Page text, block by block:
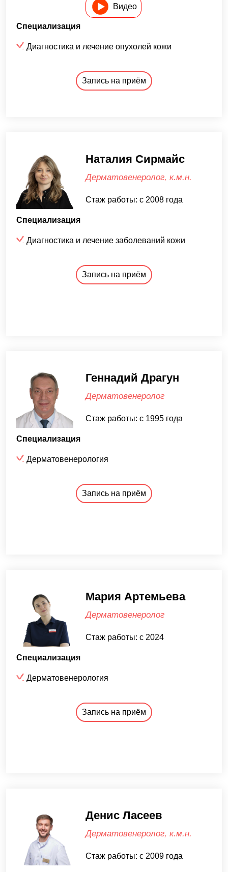
Видео
Специализация
Диагностика и лечение опухолей кожи
Запись на приём
Наталия Сирмайс
Дерматовенеролог, к.м.н.
Стаж работы: с 2008 года
Специализация
Диагностика и лечение заболеваний кожи
Запись на приём
Геннадий Драгун
Дерматовенеролог
Стаж работы: с 1995 года
Специализация
Дерматовенерология
Запись на приём
Мария Артемьева
Дерматовенеролог
Стаж работы: с 2024
Специализация
Дерматовенерология
Запись на приём
Денис Ласеев
Дерматовенеролог, к.м.н.
Стаж работы: с 2009 года